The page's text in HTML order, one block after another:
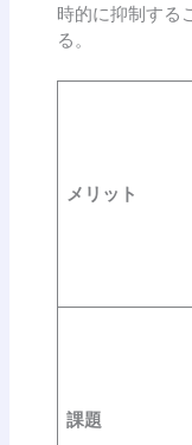
時的に抑制する
る。
メリット
課題